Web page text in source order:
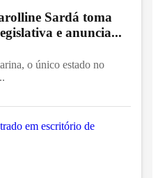
Sardá toma
e anuncia...
o único estado no